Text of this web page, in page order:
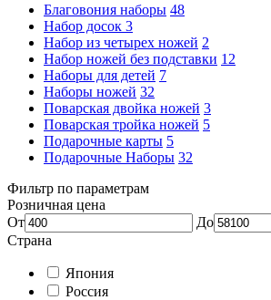
Благовония наборы 48
Набор досок 3
Набор из четырех ножей 2
Набор ножей без подставки 12
Наборы для детей 7
Наборы ножей 32
Поварская двойка ножей 3
Поварская тройка ножей 5
Подарочные карты 5
Подарочные Наборы 32
Фильтр по параметрам
Розничная цена
От
До
Страна
Япония
Россия